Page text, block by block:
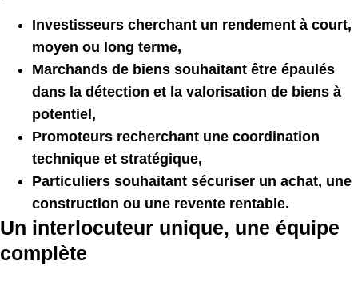
Investisseurs cherchant un rendement à court,
moyen ou long terme,
Marchands de biens souhaitant être épaulés
dans la détection et la valorisation de biens à
potentiel,
Promoteurs recherchant une coordination
technique et stratégique,
Particuliers souhaitant sécuriser un achat, une
construction ou une revente rentable.
Un interlocuteur unique, une équipe
complète